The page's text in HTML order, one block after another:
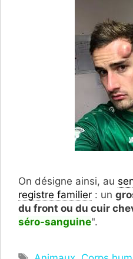
On désigne ainsi, au
registre familier : un
du front ou du cuir
séro-sanguine".
Étiquettes